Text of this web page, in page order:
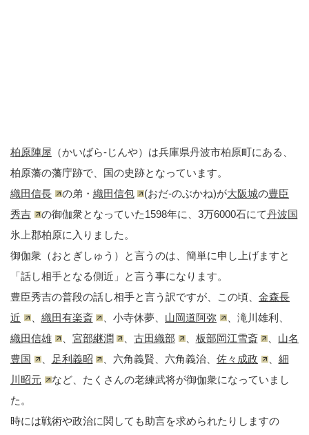
柏原陣屋 （かいばら-じんや）は兵庫県丹波市柏原町にある、
柏原藩の藩庁跡で、国の史跡となっています。
織田信長
の弟・ 織田信包 (おだ-のぶかね)が大阪城の豊臣
秀吉
の御伽衆となっていた1598年に、3万6000石にて丹波国
氷上郡柏原に入りました。
御伽衆（おとぎしゅう）と言うのは、簡単に申し上げますと
「話し相手となる側近」と言う事になります。
豊臣秀吉の普段の話し相手と言う訳ですが、この頃、 金森長
近
、 織田有楽斎 、小寺休夢、 山岡道阿弥
、滝川雄利、
織田信雄
、 宮部継潤 古田織部 、 板部岡江雪斎
山名
豊国
、 足利義昭 、六角義賢、六角義治、 佐々成政 、 細
川昭元
など、たくさんの老練武将が御伽衆になっていまし
た。
時には戦術や政治に関しても助言を求められたりしますの